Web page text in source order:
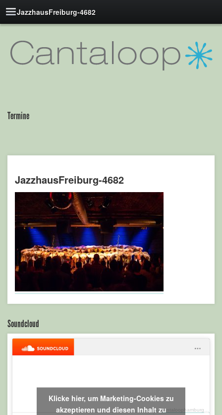
JazzhausFreiburg-4682
Termine
JazzhausFreiburg-4682
Soundcloud
Klicke hier, um Marketing-Cookies zu
akzeptieren und diesen Inhalt zu